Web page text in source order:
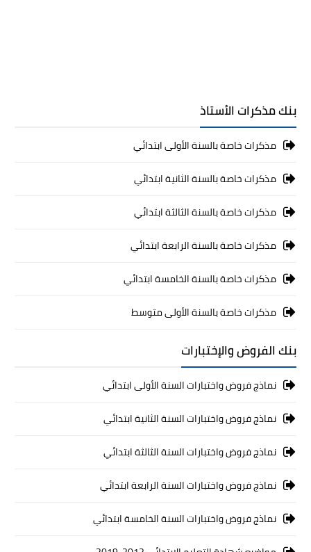
بنك مذكرات الأستاذ
مذكرات خاصة بالسنة الأولى ابتدائي
مذكرات خاصة بالسنة الثانية ابتدائي
مذكرات خاصة بالسنة الثالثة ابتدائي
مذكرات خاصة بالسنة الرابعة ابتدائي
مذكرات خاصة بالسنة الخامسة ابتدائي
مذكرات خاصة بالسنة الأولى متوسط
بنك الفروض والإختبارات
نماذج فروض واختبارات السنة الأولى ابتدائي
نماذج فروض واختبارات السنة الثانية ابتدائي
نماذج فروض واختبارات السنة الثالثة ابتدائي
نماذج فروض واختبارات السنة الرابعة ابتدائي
نماذج فروض واختبارات السنة الخامسة ابتدائي